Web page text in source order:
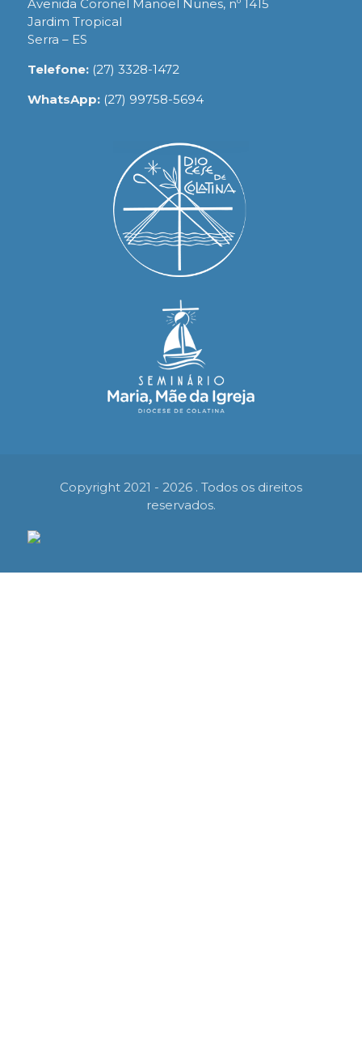
Avenida Coronel Manoel Nunes, nº 1415
Jardim Tropical
Serra – ES
Telefone: (27) 3328-1472
WhatsApp: (27) 99758-5694
Copyright 2021 - 2026 . Todos os direitos
reservados.